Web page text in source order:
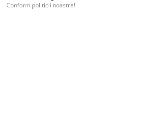
Conform politicii noastre!